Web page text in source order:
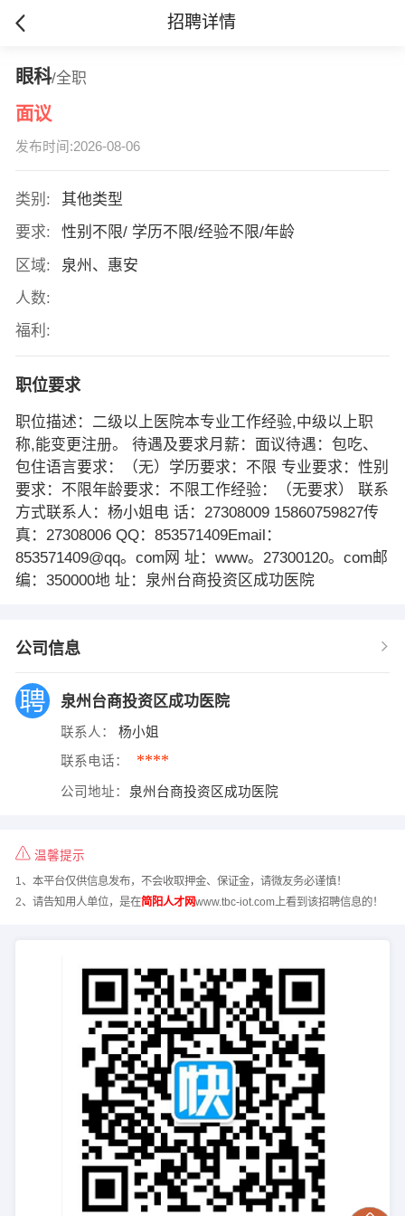
招聘详情
眼科/全职
面议
发布时间:2026-08-06
类别:
其他类型
要求:
性别不限/ 学历不限/经验不限/年龄
区域:
泉州、惠安
人数:
福利:
职位要求
职位描述：二级以上医院本专业工作经验,中级以上职
称,能变更注册。 待遇及要求月薪：面议待遇：包吃、
包住语言要求：（无）学历要求：不限 专业要求：性别
要求：不限年龄要求：不限工作经验：（无要求） 联系
方式联系人：杨小姐电 话：27308009 15860759827传
真：27308006 QQ：853571409Email：
853571409@qq。com网 址：www。27300120。com邮
编：350000地 址：泉州台商投资区成功医院
公司信息
泉州台商投资区成功医院
联系人： 杨小姐
联系电话： ****
公司地址： 泉州台商投资区成功医院
温馨提示
1、本平台仅供信息发布，不会收取押金、保证金，请微友务必谨慎！
2、请告知用人单位，是在简阳人才网www.tbc-iot.com上看到该招聘信息的！